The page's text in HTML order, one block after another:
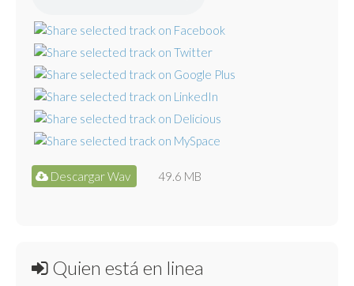
Descargar Wav 49.6 MB
Quien está en linea